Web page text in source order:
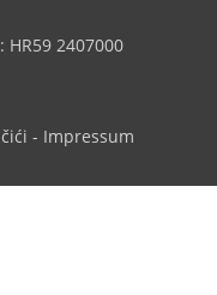
2407000
- Impressum